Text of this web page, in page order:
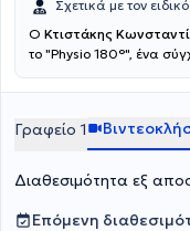
Σχετικά με τον ειδικό
Ο Κτιστάκης
το "Physio 180°", ένα
αποκατάσταση
φυσικοθεραπεία,
κινητοποίησης,
ασθενούς.Ο απώτερος
επάνοδός σας στις
δραστηριότητες, χωρίς
Γραφείο 1
Διαθεσιμότητα εξ
Επόμενη